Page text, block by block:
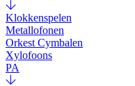
Klokkenspelen
Metallofonen
Orkest Cymbalen
Xylofoons
PA